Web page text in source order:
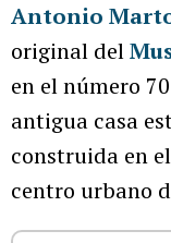
Antonio
original del
en el número
antigua casa
construida en
centro urbano